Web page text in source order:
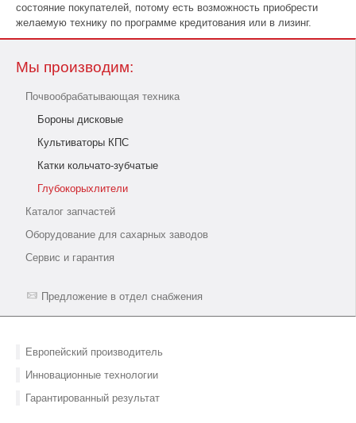
Мы производим:
Почвообрабатывающая техника
Бороны дисковые
Культиваторы КПС
Катки кольчато-зубчатые
Глубокорыхлители
Каталог запчастей
Оборудование для сахарных заводов
Сервис и гарантия
Предложение в отдел снабжения
Европейский производитель
Инновационные технологии
Гарантированный результат
состояние покупателей, потому есть возможность приобрести
желаемую технику по программе кредитования или в лизинг.